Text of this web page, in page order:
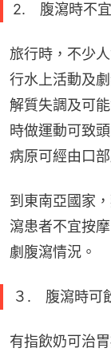
2. 腹瀉時不宜
旅行時，不少
行水上活動及
解質失調及可
時做運動可致
病原可經由口
到東南亞國家
瀉患者不宜按
劇腹瀉情況。
３. 腹瀉時可
有指飲奶可治